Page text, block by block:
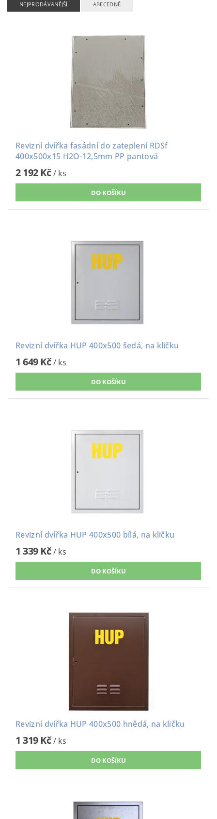
NEJPRODÁVANĚJŠÍ ABECEDNĚ
Revizní dvířka fasádní do zateplení RDSf
400x500x15 H2O-12,5mm PP pantová
2 192 Kč/ ks
Revizní dvířka HUP 400x500 šedá, na kličku
1 649 Kč/ ks
Revizní dvířka HUP 400x500 bílá, na kličku
1 339 Kč/ ks
Revizní dvířka HUP 400x500 hnědá, na kličku
1 319 Kč/ ks